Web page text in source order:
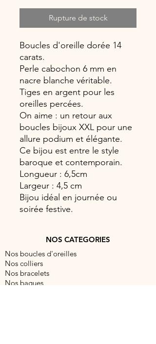
Rupture de stock
Boucles d'oreille dorée 14
carats.
Perle cabochon 6 mm en
nacre blanche véritable.
Tiges en argent pour les
oreilles percées.
On aime : un retour aux
boucles bijoux XXL pour une
allure podium et élégante.
Ce bijou est entre le style
baroque et contemporain.
Longueur : 6,5cm
Largeur : 4,5 cm
Bijou idéal en journée ou
soirée festive.
NOS CATEGORIES
Nos boucles d'oreilles
Nos colliers
Nos bracelets
Nos bagues